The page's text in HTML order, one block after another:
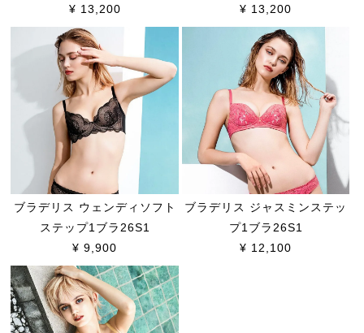
¥ 13,200
¥ 13,200
ブラデリス ウェンディソフト
ステップ1ブラ26S1
¥ 9,900
ブラデリス ジャスミンステッ
プ1ブラ26S1
¥ 12,100